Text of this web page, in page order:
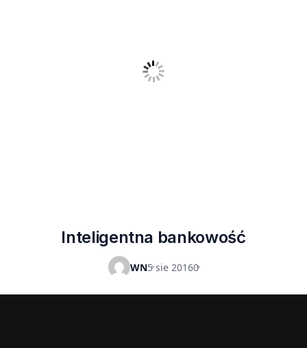
Inteligentna bankowość
WN5 sie 20160